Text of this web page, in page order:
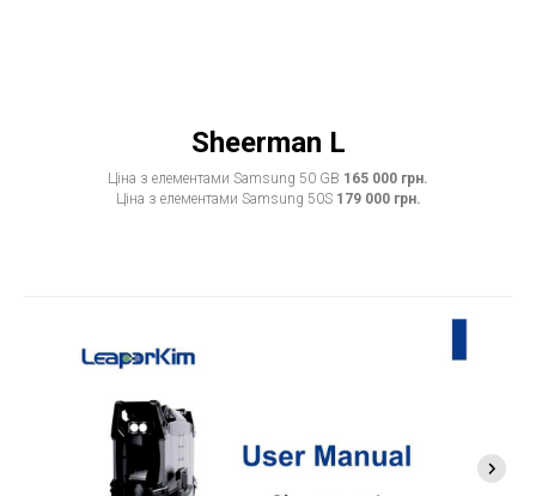
Sheerman L
Ціна з елементами Samsung 50 GB 165 000 грн.
Ціна з елементами Samsung 50S 179 000 грн.